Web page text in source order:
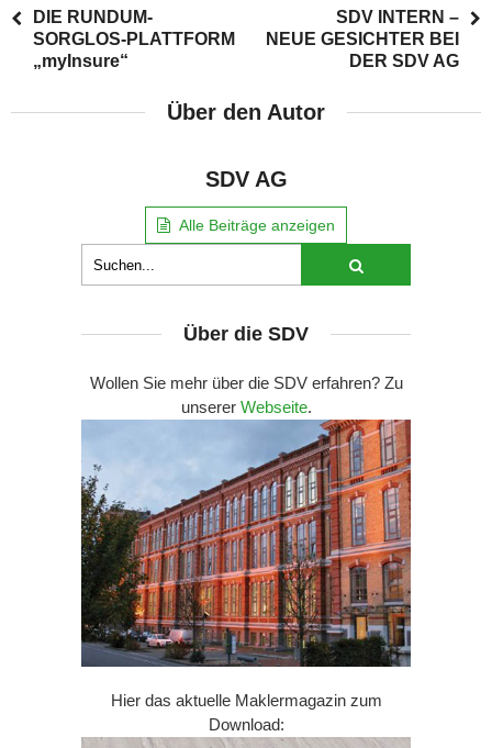
DIE RUNDUM-
SORGLOS-PLATTFORM
„myInsure“
SDV INTERN –
NEUE GESICHTER BEI
DER SDV AG
Über den Autor
SDV AG
Alle Beiträge anzeigen
Über die SDV
Wollen Sie mehr über die SDV erfahren? Zu
unserer Webseite.
Hier das aktuelle Maklermagazin zum
Download: